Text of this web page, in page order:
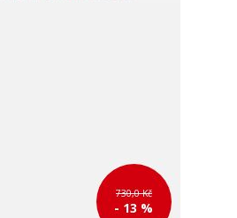
730,0 Kč
- 13 %